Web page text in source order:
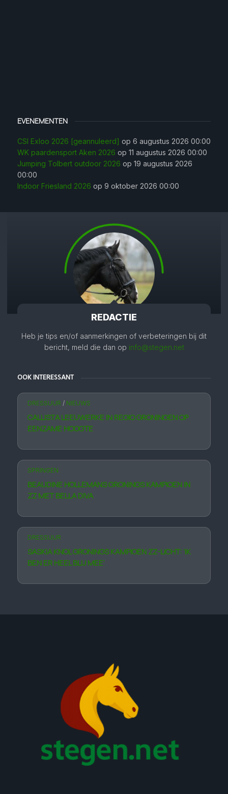
REDACTIE
Heb je tips en/of aanmerkingen of verbeteringen bij dit
bericht, meld die dan op info@stegen.net
OOK INTERESSANT
DRESSUUR / NIEUWS
CALLISTA LEEUWERKE IN REGIO GRONINGEN OP
EENZAME HOOGTE
SPRINGEN
BEAUDINE HOLLEMANS GRONINGS KAMPIOEN IN
ZZ MET BELLA DIVA
DRESSUUR
SASKIA KNOL GRONINGS KAM­PIOEN ZZ-LICHT: ‘IK
BEN ER HEEL BLIJ MEE’
EVENEMENTEN
CSI Exloo 2026 [geannuleerd] op 6 augustus 2026 00:00
WK paardensport Aken 2026 op 11 augustus 2026 00:00
Jumping Tolbert outdoor 2026 op 19 augustus 2026
00:00
Indoor Friesland 2026 op 9 oktober 2026 00:00